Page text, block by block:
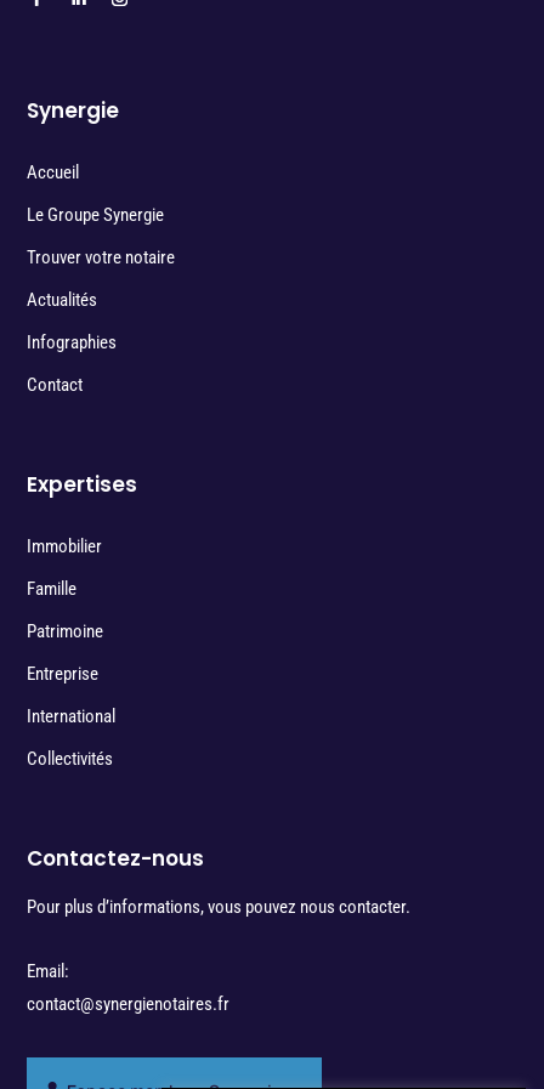
Synergie
Accueil
Le Groupe Synergie
Trouver votre notaire
Actualités
Infographies
Contact
Expertises
Immobilier
Famille
Patrimoine
Entreprise
International
Collectivités
Contactez-nous
Pour plus d’informations, vous pouvez nous contacter.
Email:
contact@synergienotaires.fr